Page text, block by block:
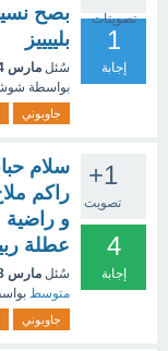
تصويتات
1
إجابة
بصح
بلييييز
سُئل مارس 14، 2018
بواسطة
جاوبوني
+1
تصويت
4
إجابة
سلام
راكم
و راضية
عطلة
سُئل مارس 13، 2018
متوسط
جاوبوني